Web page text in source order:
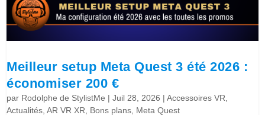
Meilleur setup Meta Quest 3 été 2026 :
économiser 200 €
par Rodolphe de StylistMe |Juil 28, 2026 |Accessoires VR
Actualités ,AR VR XR Bons plans Meta Quest